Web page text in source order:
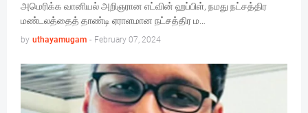
அமெரிக்க வானியல் அறிஞரான எட்வின் ஹப்பிள், நமது நட்சத்திர
மண்டலத்தைத் தாண்டி ஏராளமான நட்சத்திர ம…
by uthayamugam - February 07, 2024